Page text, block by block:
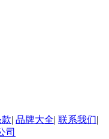
| 品牌大全| 联系我们|
司